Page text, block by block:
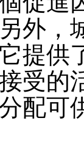
外，
提供
受的
配可